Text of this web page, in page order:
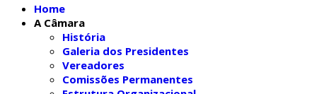
Home
A Câmara
História
Galeria dos Presidentes
Vereadores
Comissões Permanentes